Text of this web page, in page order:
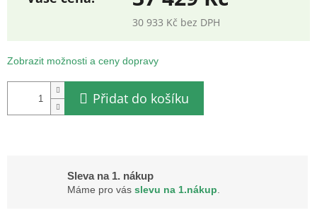
30 933 Kč bez DPH
cena:
Zobrazit možnosti a ceny dopravy
Přidat do košíku
Sleva na 1. nákup
Máme pro vás slevu na 1.nákup